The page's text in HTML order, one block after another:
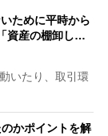
ために平時から
資産の棚卸し…
いたり、取引環
かポイントを解